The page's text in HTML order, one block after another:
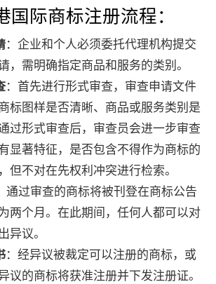
国际商标注册流程：
：企业和个人必须委托代理机构提交
，需明确指定商品和服务的类别。
：首先进行形式审查，审查申请文件
标图样是否清晰、商品或服务类别是
过形式审查后，审查员会进一步审查
显著特征，是否包含不得作为商标的
但不对在先权利冲突进行检索。
通过审查的商标将被刊登在商标公告
两个月。在此期间，任何人都可以对
异议。
：经异议被裁定可以注册的商标，或
议的商标将获准注册并下发注册证。